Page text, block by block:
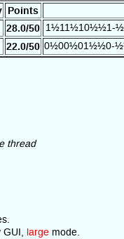
Points
28.0/50 1½11½10½½1-
22.0/50 0½00½01½½0-
thread
largemode.